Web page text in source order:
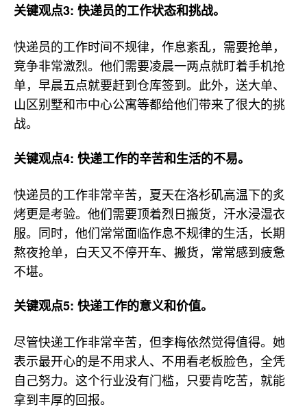
关键观点3: 快递员的工作状态和挑战。
快递员的工作时间不规律，作息紊乱，需要抢单，
竞争非常激烈。他们需要凌晨一两点就盯着手机抢
单，早晨五点就要赶到仓库签到。此外，送大单、
山区别墅和市中心公寓等都给他们带来了很大的挑
战。
关键观点4: 快递工作的辛苦和生活的不易。
快递员的工作非常辛苦，夏天在洛杉矶高温下的炙
烤更是考验。他们需要顶着烈日搬货，汗水浸湿衣
服。同时，他们常常面临作息不规律的生活，长期
熬夜抢单，白天又不停开车、搬货，常常感到疲惫
不堪。
关键观点5: 快递工作的意义和价值。
尽管快递工作非常辛苦，但李梅依然觉得值得。她
表示最开心的是不用求人、不用看老板脸色，全凭
自己努力。这个行业没有门槛，只要肯吃苦，就能
拿到丰厚的回报。